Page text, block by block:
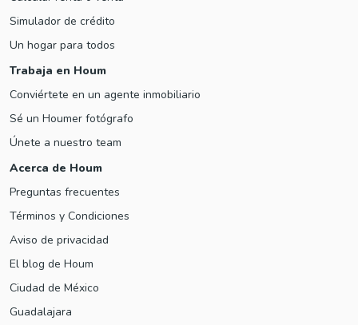
Simulador de crédito
Un hogar para todos
Trabaja en Houm
Conviértete en un agente inmobiliario
Sé un Houmer fotógrafo
Únete a nuestro team
Acerca de Houm
Preguntas frecuentes
Términos y Condiciones
Aviso de privacidad
El blog de Houm
Ciudad de México
Guadalajara